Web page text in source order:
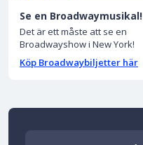
Se en Broadwaymusikal!
Det är ett måste att se en
Broadwayshow i New York!
Köp Broadwaybiljetter här